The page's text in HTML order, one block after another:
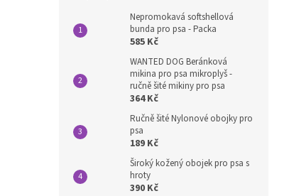
Nepromokavá softshellová
bunda pro psa - Packa
585 Kč
WANTED DOG Beránková
mikina pro psa mikroplyš -
ručně šité mikiny pro psa
364 Kč
Ručně šité Nylonové obojky pro
psa
189 Kč
Široký kožený obojek pro psa s
hroty
390 Kč